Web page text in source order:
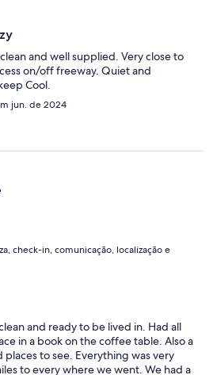
and well supplied. Very close to
on/off freeway. Quiet and
Cool.
jun. de 2024
check-in, comunicação, localização e
and ready to be lived in. Had all
in a book on the coffee table. Also a
to see. Everything was very
to every where we went. We had a